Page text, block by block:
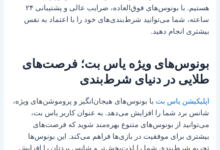
هستیم. با بونوس‌های فوق‌العاده، ضرایب عالی و پشتیبانی ۲۴
ساعته، شما می‌توانید شرط‌بندی‌های خود را با اعتماد به نفس
بیشتری انجام دهید.
بونوس‌های ویژه یاس بت؛ فرصت‌های
طلایی در دنیای شرط‌بندی
اپلیکیشن یاس بت با بونوس‌های هیجان‌انگیز و پروموشن‌های ویژه،
شانس برد شما را افزایش می‌دهد. به عنوان کاربر یاس بت،
می‌توانید از بونوس‌های متنوع بهره‌مند شوید که فرصت‌های
بیشتری برای موفقیت در بازی‌ها فراهم می‌کند. این بونوس‌ها
تجربه شرط‌بندی شما را لذت‌بخش‌تر و شانس بردتان را افزایش